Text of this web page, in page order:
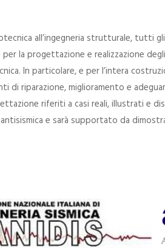
all’ingegneria strutturale, tutti
la progettazione e realizzazione
In particolare, e per l’intera
riparazione, miglioramento e
riferiti a casi reali, illustrati e
e sarà supportato da